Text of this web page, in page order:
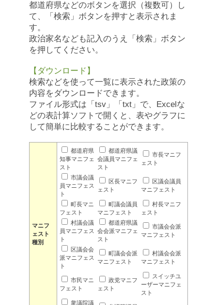
都道府県などのボタンを選択（複数可）し
て、「検索」ボタンを押すと表示されま
す。
政治家名なども記入のうえ「検索」ボタン
を押してください。
【ダウンロード】
検索などを使って一覧に表示された政策の
内容をダウンロードできます。
ファイル形式は「tsv」「txt」で、Excelな
どの表計算ソフトで開くと、表やグラフに
して簡単に比較することができます。
マニフ
ェスト
種別
都道府県
知事マニフェ
スト
都道府県議
会議員マニフェ
スト
市長マニフ
ェスト
市議会議
員マニフェス
ト
区長マニフ
ェスト
区議会議員
マニフェスト
町長マニ
フェスト
町議会議員
マニフェスト
村長マニフ
ェスト
村議会議
員マニフェス
ト
都道府県議
会会派マニフェ
スト
市議会会派
マニフェスト
区議会会
派マニフェス
ト
町議会会派
マニフェスト
村議会会派
マニフェスト
市民マニ
フェスト
政党マニフ
ェスト
スイッチユ
ーザーマニフェ
スト
衆議院議